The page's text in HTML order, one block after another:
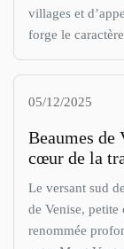
villages et
forge le
05/12/2025
Beaumes de
cœur de la
Le versant sud
de Venise,
renommée